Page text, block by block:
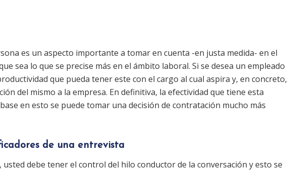
es un aspecto importante a tomar en cuenta -en justa medida- en el
sea lo que se precise más en el ámbito laboral. Si se desea un empleado
que pueda tener este con el cargo al cual aspira y, en concreto,
del mismo a la empresa. En definitiva, la efectividad que tiene esta
en esto se puede tomar una decisión de contratación mucho más
de una entrevista
debe tener el control del hilo conductor de la conversación y esto se